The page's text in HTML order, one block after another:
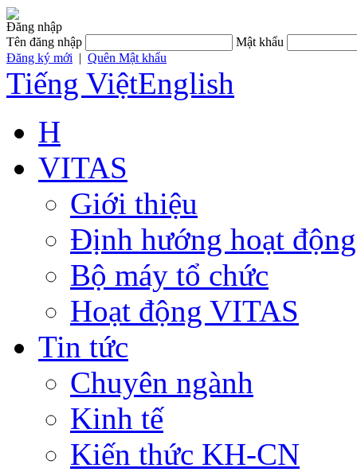
Đăng nhập
Tên đăng nhập
Mật khẩu
Đăng ký mới | Quên Mật khẩu
Tiếng ViệtEnglish
H
VITAS
Giới thiệu
Định hướng hoạt động
Bộ máy tổ chức
Hoạt động VITAS
Tin tức
Chuyên ngành
Kinh tế
Kiến thức KH-CN